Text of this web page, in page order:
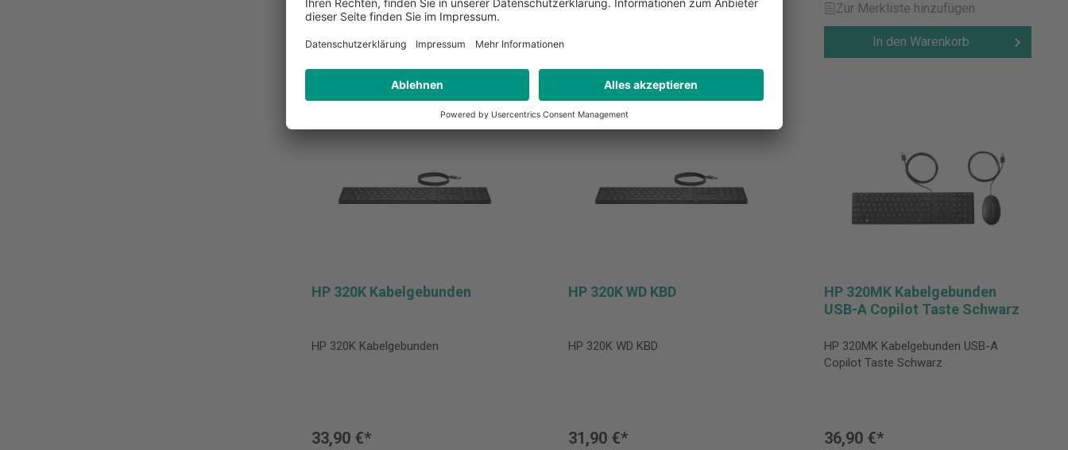
Zur Merkliste hinzufügen
In den Warenkorb
Zur Merkliste hinzufügen Zur Merkliste hinzufügen
In den Warenkorb
HP 320K Kabelgebunden
HP 320K Kabelgebunden
33,90 €*
HP 320K WD KBD
HP 320K WD KBD
31,90 €*
HP 320MK Kabelgebunden
USB-A Copilot Taste Schwarz
HP 320MK Kabelgebunden USB-A
Copilot Taste Schwarz
36,90 €*